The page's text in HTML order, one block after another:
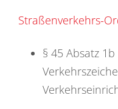
Straßenverkehrs-
§ 45 Absatz